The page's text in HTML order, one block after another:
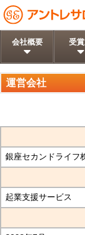
会社概要 受
運営会社
銀座セカンドライフ
起業支援サービス